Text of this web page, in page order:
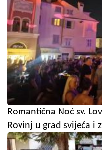
Romantična Noć sv.
Rovinj u grad svijeća i